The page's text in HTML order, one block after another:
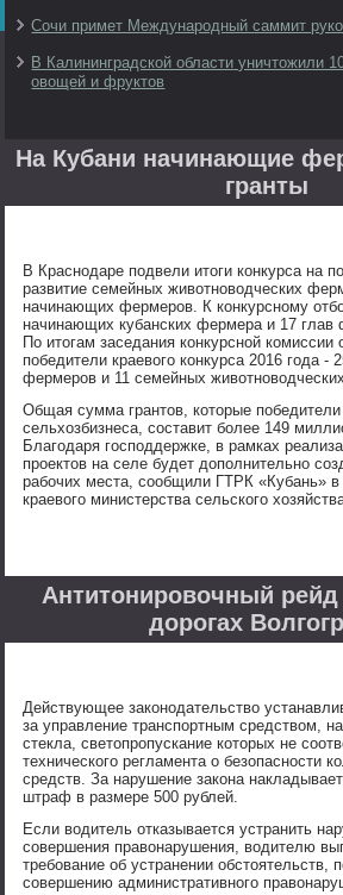
Сочи примет Международный саммит
В Калининградской области уничтожили
овощей и фруктов
На Кубани начинающие
гранты
В Краснодаре подвели итоги конкурса на
развитие семейных животноводческих
начинающих фермеров. К конкурсному
начинающих кубанских фермера и 17 глав
По итогам заседания конкурсной комиссии
победители краевого конкурса 2016 года -
фермеров и 11 семейных
Общая сумма грантов, которые победители
сельхозбизнеса, составит более 149
Благодаря господдержке, в рамках
проектов на селе будет дополнительно
рабочих места, сообщили ГТРК «Кубань»
краевого министерства сельского
Антитонировочный рейд
дорогах
Действующее законодательство
за управление транспортным средством,
стекла, светопропускание которых не
технического регламента о безопасности
средств. За нарушение закона
штраф в размере 500 рублей.
Если водитель отказывается устранить
совершения правонарушения, водителю
требование об устранении обстоятельств,
совершению административного